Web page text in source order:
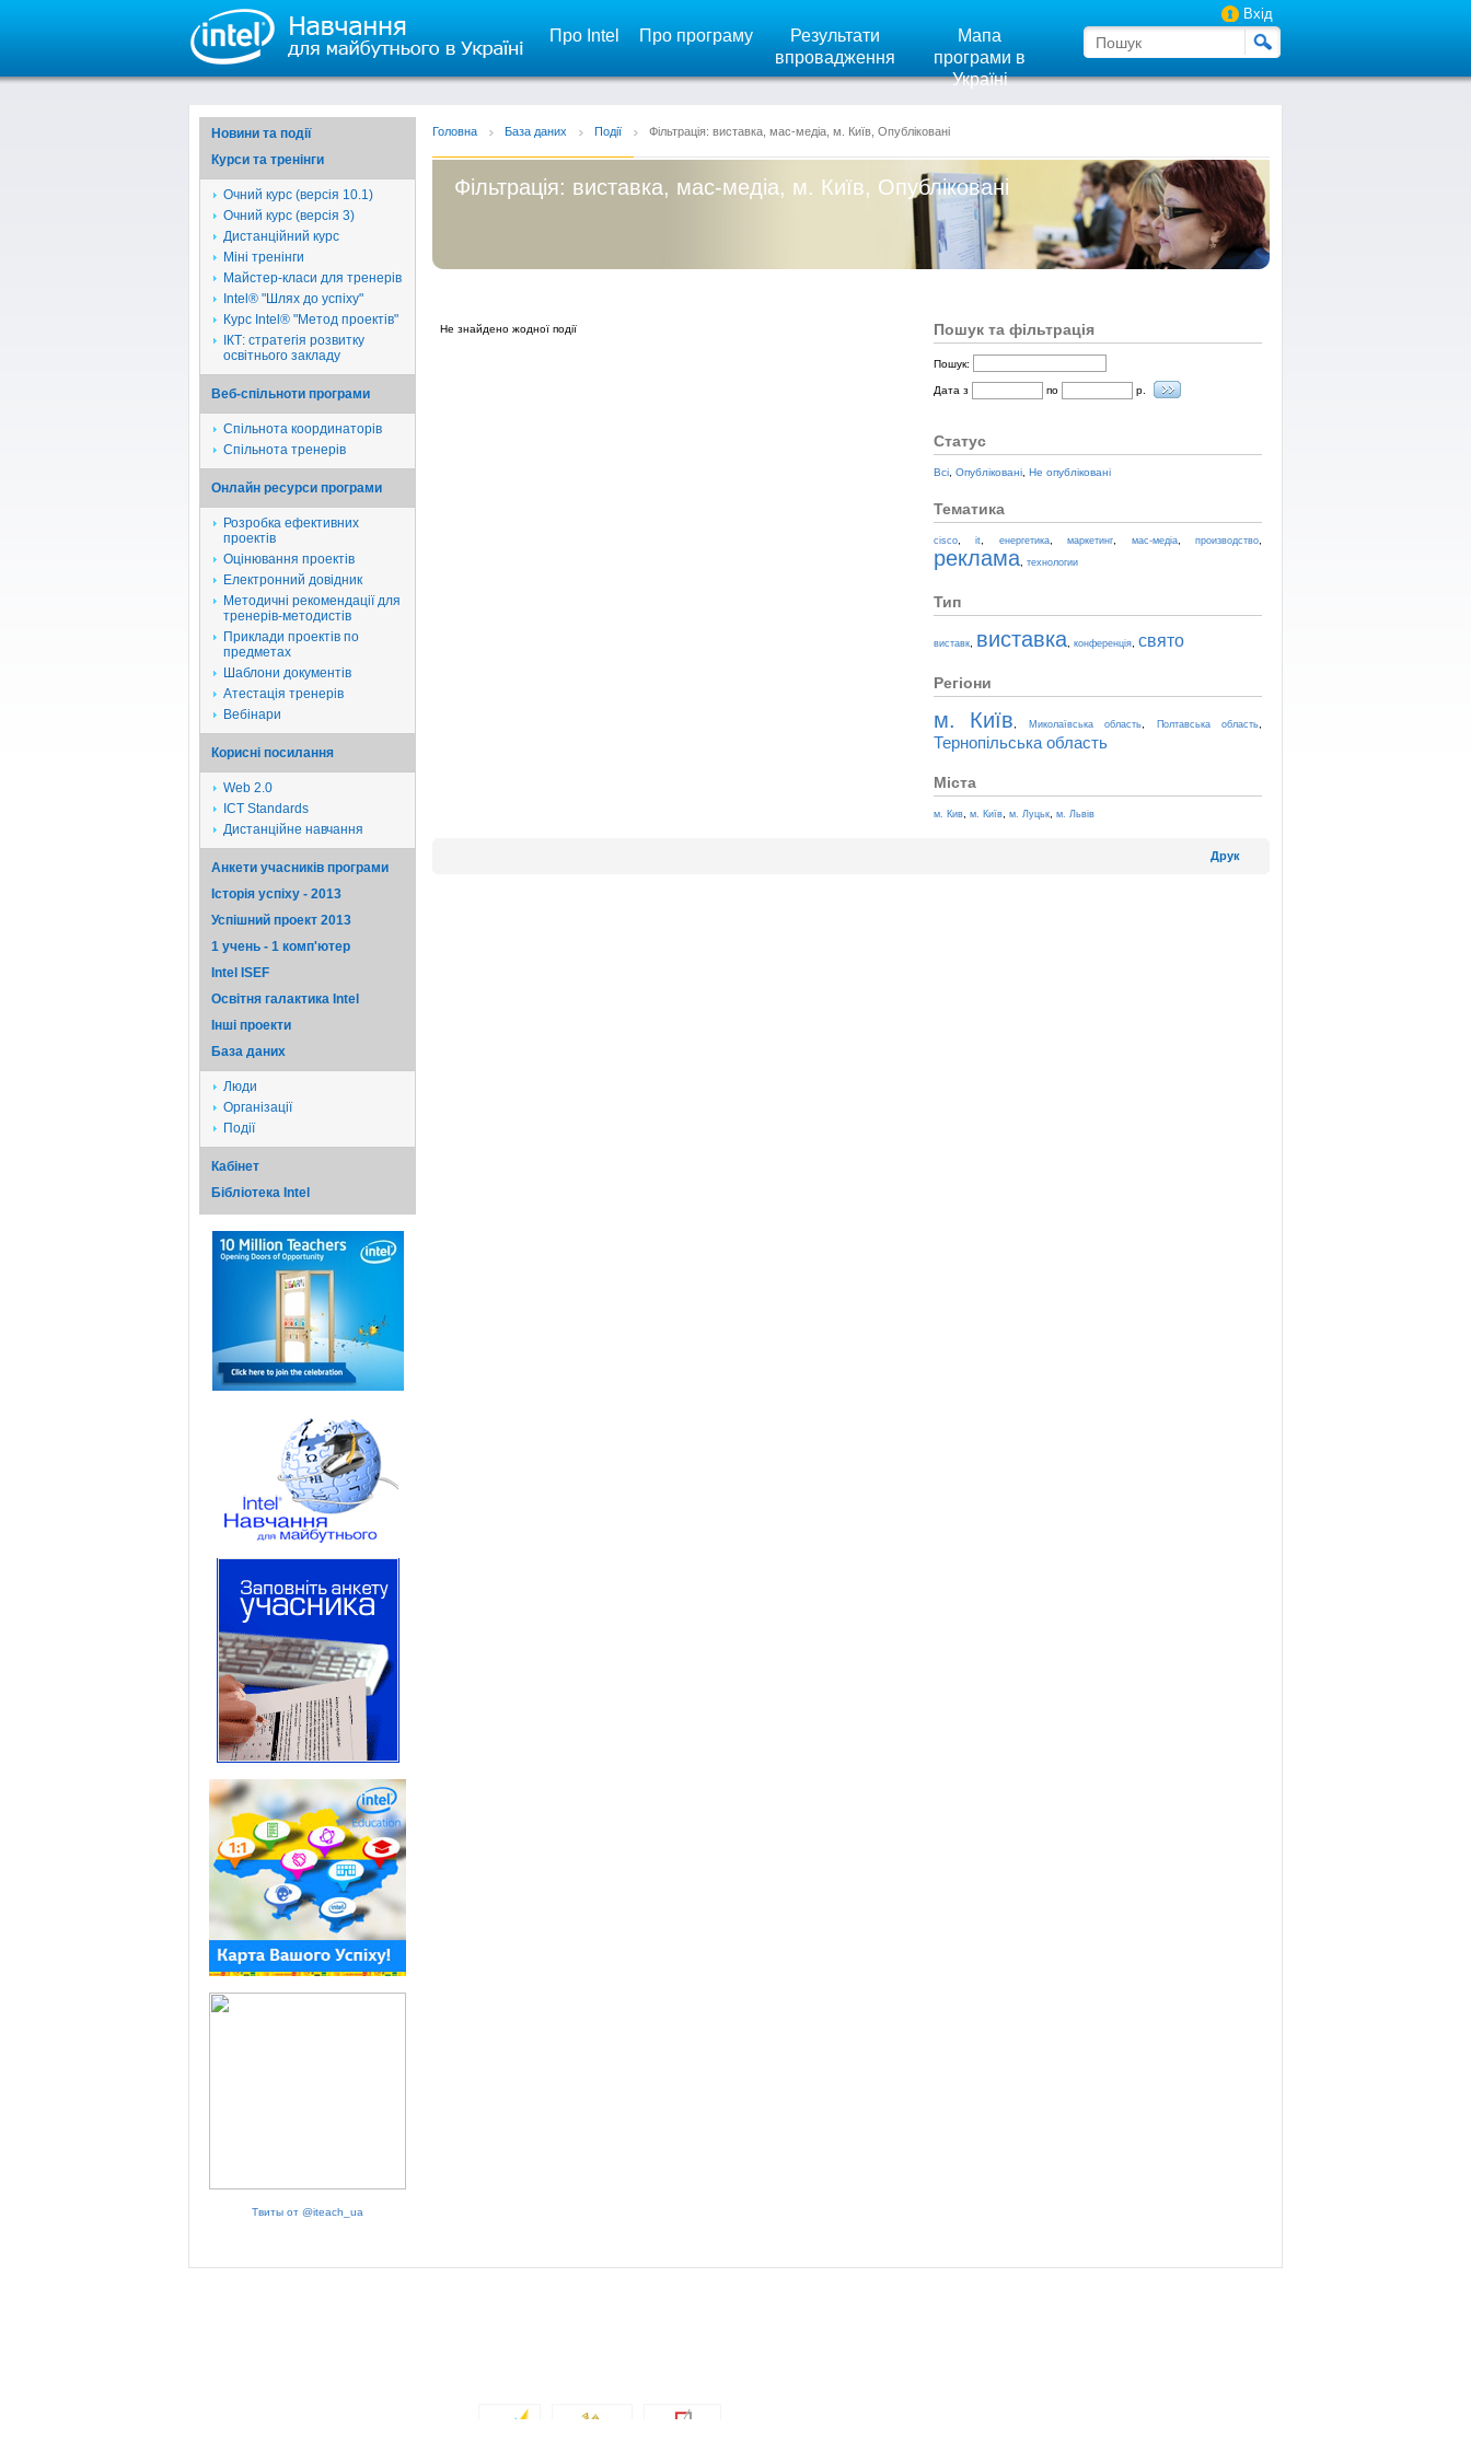
Вхід
Про Intel Про програму
Результати
впровадження
Мапа
програми в
Україні
Новини та події
Курси та тренінги
Очний курс (версія 10.1)
Очний курс (версія 3)
Дистанційний курс
Міні тренінги
Майстер-класи для тренерів
Intel® "Шлях до успіху"
Курс Intel® "Метод проектів"
ІКТ: стратегія розвитку
освітнього закладу
Веб-спільноти програми
Спільнота координаторів
Спільнота тренерів
Онлайн ресурси програми
Розробка ефективних
проектів
Оцінювання проектів
Електронний довідник
Методичні рекомендації для
тренерів-методистів
Приклади проектів по
предметах
Шаблони документів
Атестація тренерів
Вебінари
Корисні посилання
Web 2.0
ICT Standards
Дистанційне навчання
Анкети учасників програми
Історія успіху - 2013
Успішний проект 2013
1 учень - 1 комп'ютер
Intel ISEF
Освітня галактика Intel
Iншi проекти
База даних
Люди
Організації
Події
Кабінет
Бібліотека Intel
Твиты от @iteach_ua
Головна База даних Події Фільтрація: виставка, мас-медіа, м. Київ, Опубліковані
Фільтрація: виставка, мас-медіа, м. Київ, Опубліковані
Не знайдено жодної події Пошук та фільтрація
Пошук:
Дата з по р.
Статус
Всі Опубліковані Не опубліковані
Тематика
cisco ,it енергетика,маркетинг мас-медіа,производство
реклама технологии
Тип
виставк виставка конференція свято
Регіони
м. Київ Миколаївська область Полтавська область
Тернопільська область
Міста
м. Кив м. Київ м. Луцьк м. Львів
Друк